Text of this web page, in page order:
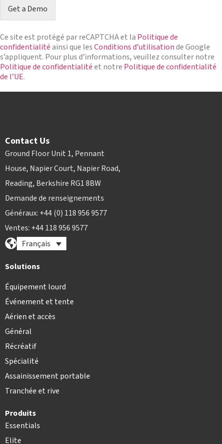
a
m
e
*
n
*
Get a Demo
Ce site est protégé par reCAPTCHA et la Politique de
confidentialitéainsi que lesConditions d’utilisationde Google
s’appliquent. Pour plus d’informations, veuillez consulter notre
Politique de confidentialitéet notre Politique de confidentialité
de l’UE.
Contact Us
Ground Floor Unit 1, Pennant
House, Napier Court, Napier Road,
Reading, Berkshire RG1 8BW
Demande de renseignements
Généraux: +44 (0) 118 956 9577
Ventes: +44 118 956 9577
Français
Solutions
Équipement lourd
Événement et tente
Aérien et accès
Général
Récréatif
Spécialité
Assainissement portable
Tranchée et rive
Produits
Essentials
Elite